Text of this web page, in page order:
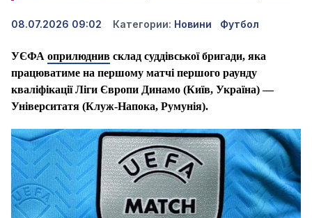
08.07.2026 09:02 Категории: Новини Футбол
УЄФА оприлюднив склад суддівської бригади, яка
працюватиме на першому матчі першого раунду
кваліфікації Ліги Європи Динамо (Київ, Україна) —
Університатя (Клуж-Напока, Румунія).